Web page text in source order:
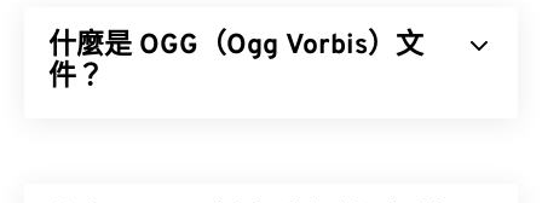
什麼是 OGG（Ogg Vorbis）文
件？